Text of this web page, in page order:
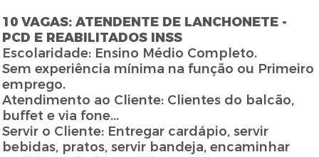
10 VAGAS: ATENDENTE DE LANCHONETE -
PCD E REABILITADOS INSS
Escolaridade: Ensino Médio Completo.
Sem experiência mínima na função ou Primeiro
emprego.
Atendimento ao Cliente: Clientes do balcão,
buffet e via fone...
Servir o Cliente: Entregar cardápio, servir
bebidas, pratos, servir bandeja, encaminhar